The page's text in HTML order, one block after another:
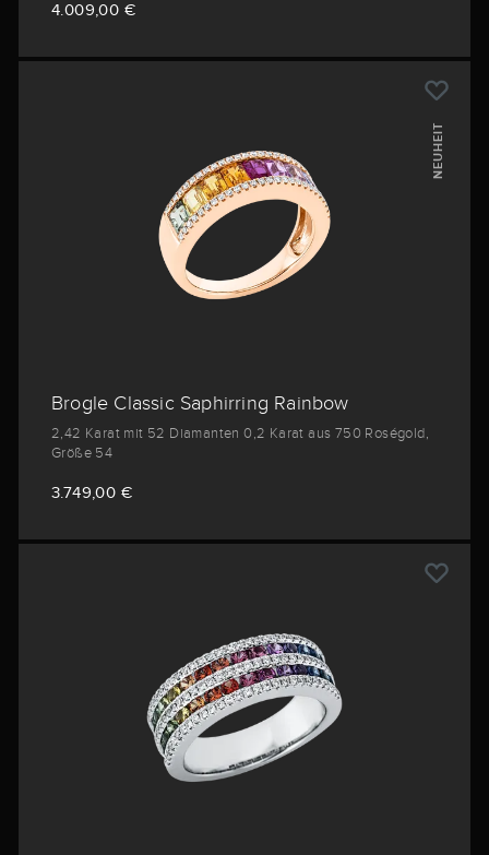
4.009,00 €
NEUHEIT
Brogle Classic Saphirring Rainbow
2,42 Karat mit 52 Diamanten 0,2 Karat aus 750 Roségold,
Größe 54
3.749,00 €